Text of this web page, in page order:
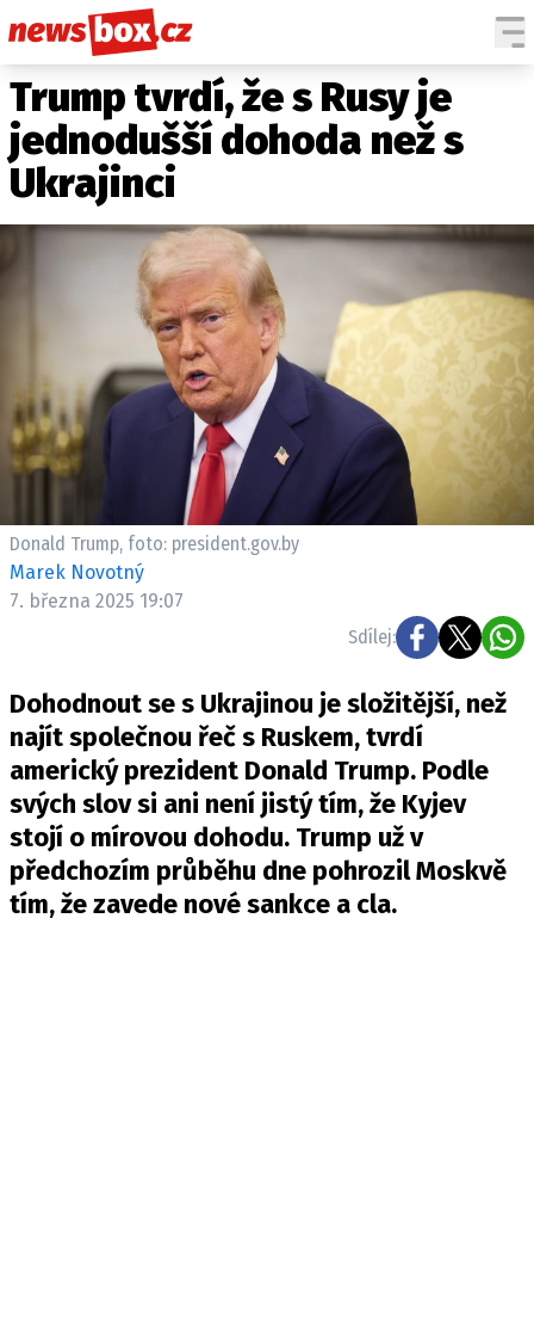
DOMÁCÍ
ZAHRANIČÍ
POČASÍ
KRIMI
ČESKÉ CELEBRITY
SVĚTOVÉ CELEBRITY
SLEDUJTE NÁS NA
Máte příběh, fotku nebo video?
Pošlete e-mail na newsbox.cz
KONTAKT
VYDAVATEL
INZERCE
OSOBNÍ ÚDAJE / COOKIES
VOLNÁ MÍSTA
Trump tvrdí, že s Rusy je
jednodušší dohoda než s
Ukrajinci
Donald Trump, foto: president.gov.by
Marek Novotný
7. března 2025 19:07
Sdílej:
Dohodnout se s Ukrajinou je složitější, než
najít společnou řeč s Ruskem, tvrdí
americký prezident Donald Trump. Podle
svých slov si ani není jistý tím, že Kyjev
stojí o mírovou dohodu. Trump už v
předchozím průběhu dne pohrozil Moskvě
tím, že zavede nové sankce a cla.